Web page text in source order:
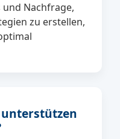
und Nachfrage,
zu erstellen,